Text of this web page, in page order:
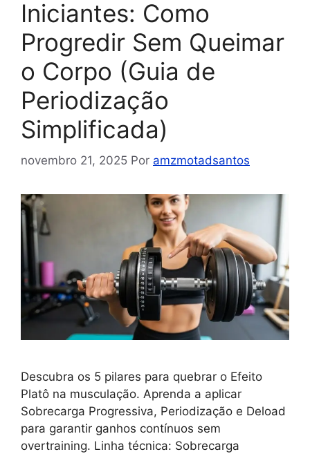
Iniciantes: Como
Progredir Sem Queimar
o Corpo (Guia de
Periodização
Simplificada)
novembro 21, 2025 Por amzmotadsantos
Descubra os 5 pilares para quebrar o Efeito
Platô na musculação. Aprenda a aplicar
Sobrecarga Progressiva, Periodização e Deload
para garantir ganhos contínuos sem
overtraining. Linha técnica: Sobrecarga